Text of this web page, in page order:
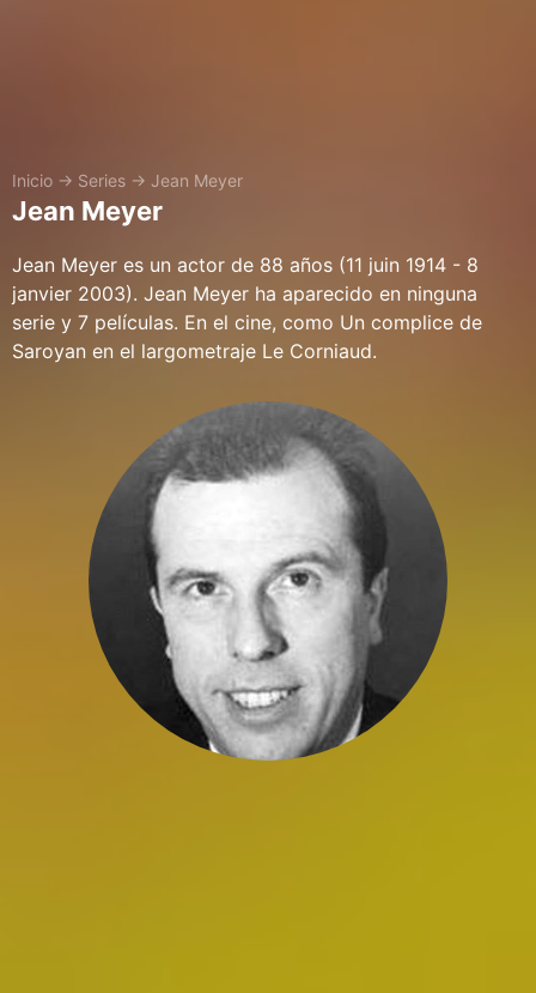
Inicio → Series → Jean Meyer
Jean Meyer
Jean Meyer es un actor de 88 años (11 juin 1914 - 8
janvier 2003). Jean Meyer ha aparecido en ninguna
serie y 7 películas. En el cine, como Un complice de
Saroyan en el largometraje Le Corniaud.